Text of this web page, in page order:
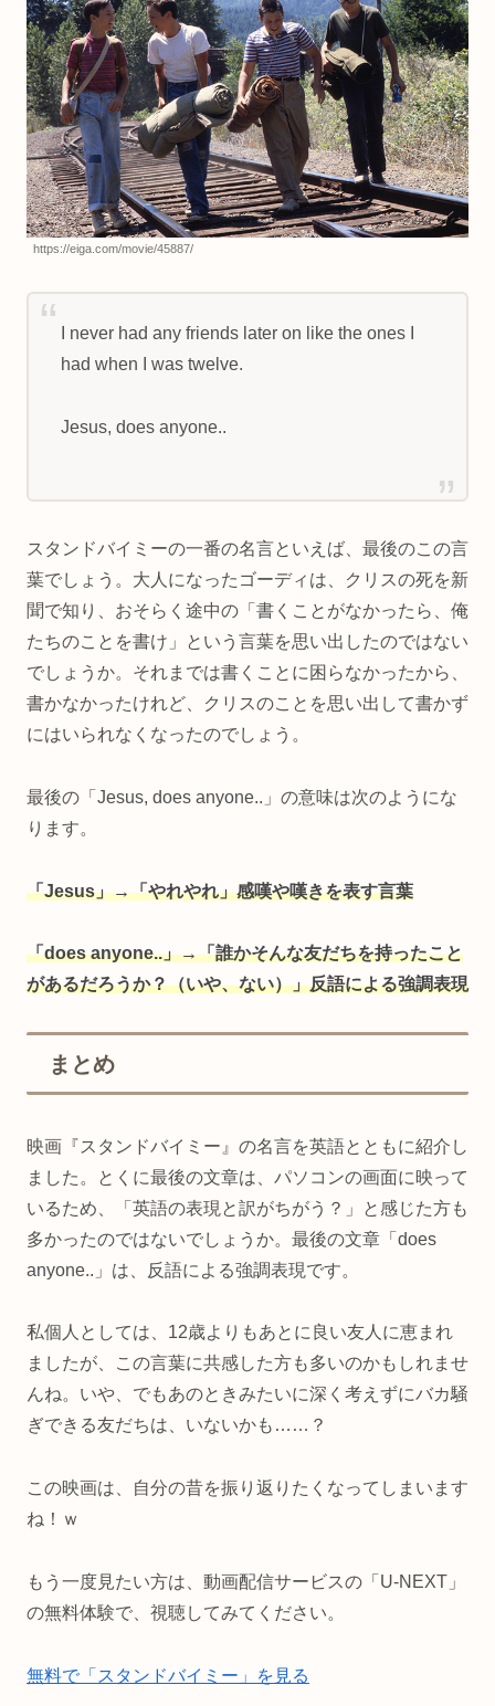
https://eiga.com/movie/45887/
I never had any friends later on like the ones I
had when I was twelve.
Jesus, does anyone..
スタンドバイミーの一番の名言といえば、最後のこの言
葉でしょう。大人になったゴーディは、クリスの死を新
聞で知り、おそらく途中の「書くことがなかったら、俺
たちのことを書け」という言葉を思い出したのではない
でしょうか。それまでは書くことに困らなかったから、
書かなかったけれど、クリスのことを思い出して書かず
にはいられなくなったのでしょう。
最後の「Jesus, does anyone..」の意味は次のようにな
ります。
「Jesus」→「やれやれ」感嘆や嘆きを表す言葉
「does anyone..」→「誰かそんな友だちを持ったこと
があるだろうか？（いや、ない）」反語による強調表現
まとめ
映画『スタンドバイミー』の名言を英語とともに紹介し
ました。とくに最後の文章は、パソコンの画面に映って
いるため、「英語の表現と訳がちがう？」と感じた方も
多かったのではないでしょうか。最後の文章「does
anyone..」は、反語による強調表現です。
私個人としては、12歳よりもあとに良い友人に恵まれ
ましたが、この言葉に共感した方も多いのかもしれませ
んね。いや、でもあのときみたいに深く考えずにバカ騒
ぎできる友だちは、いないかも……？
この映画は、自分の昔を振り返りたくなってしまいます
ね！ｗ
もう一度見たい方は、動画配信サービスの「U-NEXT」
の無料体験で、視聴してみてください。
無料で「スタンドバイミー」を見る